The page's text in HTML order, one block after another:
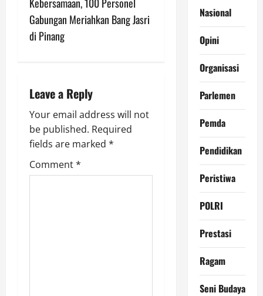
a
v
g
a
t
i
Kebersamaan, 100 Personel
Gabungan Meriahkan Bang Jasri
di Pinang
Leave a Reply
Your email address will not
be published. Required
fields are marked *
Comment*
Nasional
Opini
Organisasi
Parlemen
Pemda
Pendidikan
Peristiwa
POLRI
Prestasi
Ragam
Seni Budaya